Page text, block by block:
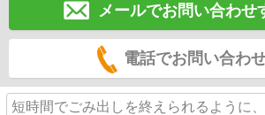
メールでお問い合わせ
電話でお問い合わ
短時間でごみ出しを終えられるように